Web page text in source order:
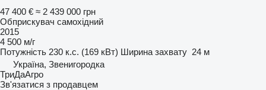
47 400 € ≈ 2 439 000 грн
Обприскувач самохідний
2015
4 500 м/г
Потужність 230 к.с. (169 кВт) Ширина захвату 24 м
Україна, Звенигородка
ТриДаАгро
Зв'язатися з продавцем